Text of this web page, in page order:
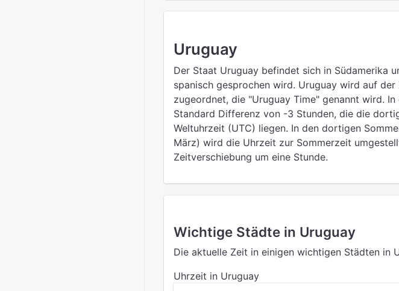
Uruguay
Der Staat Uruguay befindet sich in Südamerika
spanisch gesprochen wird. Uruguay wird auf
zugeordnet, die "Uruguay Time" genannt wird.
Standard Differenz von -3 Stunden, die die
Weltuhrzeit (UTC) liegen. In den dortigen
März) wird die Uhrzeit zur Sommerzeit
Zeitverschiebung um eine Stunde.
Wichtige Städte in Uruguay
Die aktuelle Zeit in einigen wichtigen Städten in
Uhrzeit in Uruguay